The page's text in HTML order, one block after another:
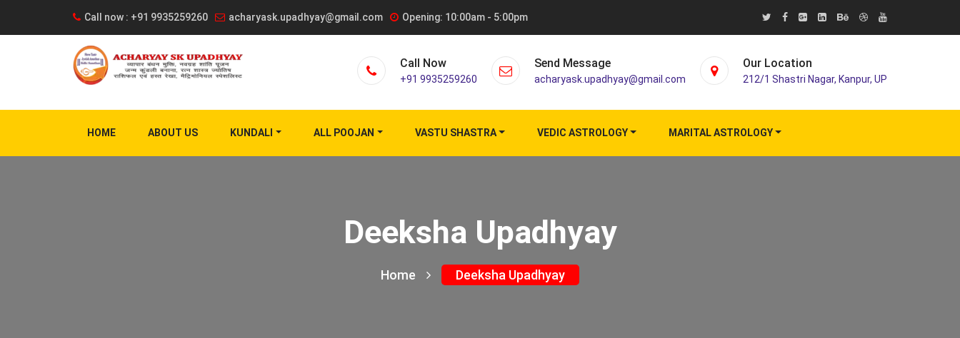
Call now : +91 9935259260 acharyask.upadhyay@gmail.com Opening: 10:00am - 5:00pm
Call Now
+91 9935259260
Send Message
acharyask.upadhyay@gmail.com
Our Location
212/1 Shastri Nagar, Kanpur, UP
HOME ABOUT US KUNDALI ALL POOJAN VASTU SHASTRA VEDIC ASTROLOGY MARITAL ASTROLOGY
Deeksha Upadhyay
Home Deeksha Upadhyay